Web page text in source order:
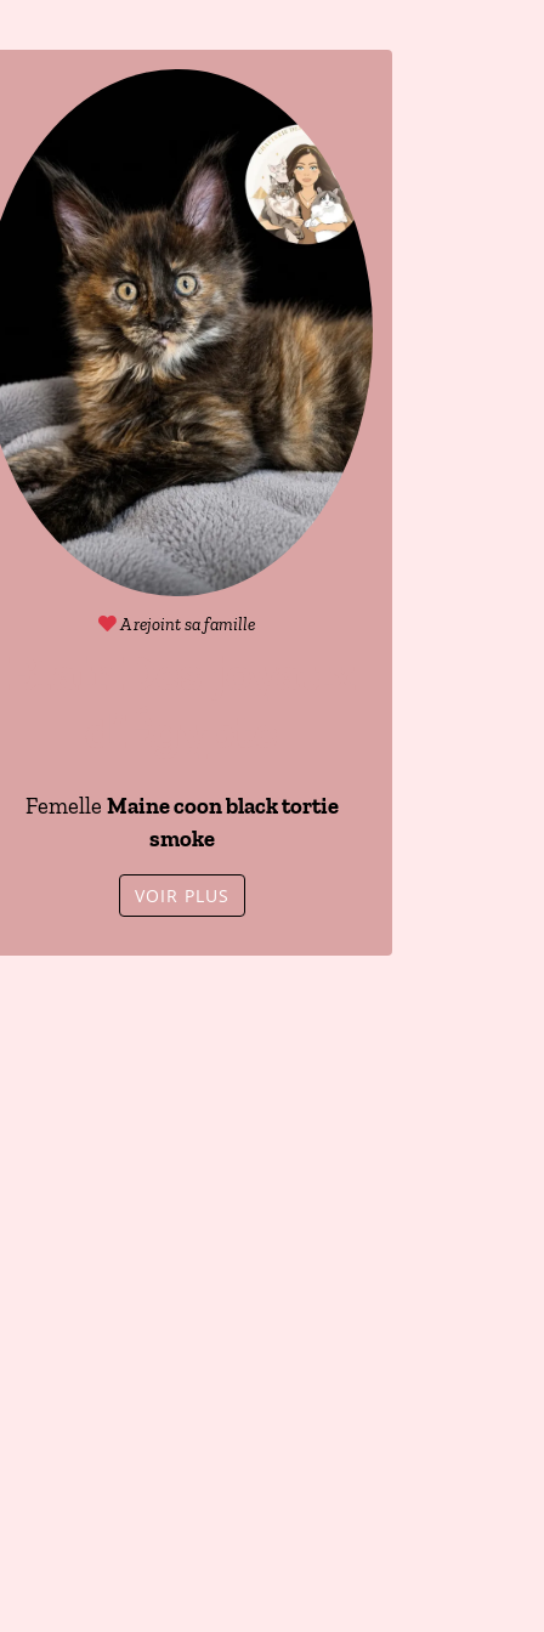
A rejoint sa famille
Femelle Maine coon black tortie
smoke
VOIR PLUS